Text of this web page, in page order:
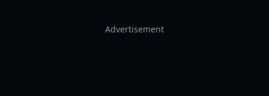
Advertisement